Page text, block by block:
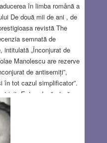
în limba română a
De două mii de ani , de
revistă The
semnată de
intitulată „Înconjurat de
Manolescu are rezerve
de antisemiți”,
în tot cazul simplificator”.
Este adevărat că nu
erau antisemiți, dar în
preponderent
evrei din
a epocii, cum apare